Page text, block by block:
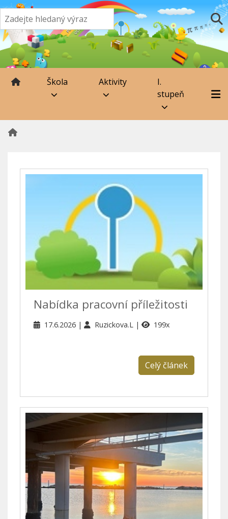
Škola Aktivity
I.
stupeň
Nabídka pracovní příležitosti
17.6.2026 Ruzickova.L 199x
Celý článek